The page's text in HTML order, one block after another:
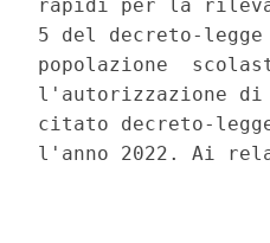
rapidi per la
5 del decreto-
popolazione
l'autorizzazione di
citato decreto-